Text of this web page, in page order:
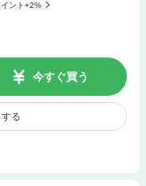
ント+2%
今すぐ買う
る